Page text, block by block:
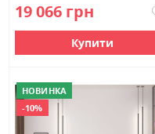
19 066 грн
Купити
НОВИНКА
-10%